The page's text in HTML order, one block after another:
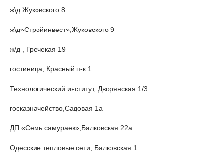
ж\д Жуковского 8
ж\д»Стройинвест»,Жуковского 9
ж/д , Гречекая 19
гостиница, Красный п-к 1
Технологический институт, Дворянская 1/3
госказначейство,Садовая 1а
ДП «Семь самураев»,Балковская 22а
Одесские тепловые сети, Балковская 1